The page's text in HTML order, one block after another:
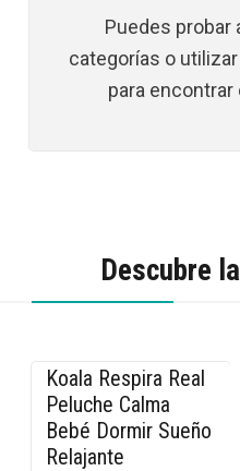
Puedes probar
categorías o
para
Descubre
-26% OFF
Koala Respira Real
Peluche Calma
Bebé Dormir Sueño
Relajante